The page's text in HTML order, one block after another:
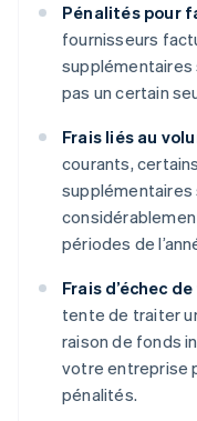
Pénalités pour
fournisseurs
supplémentaires
pas un certain
Frais liés au
courants,
périodes de
Frais d’échec
tente de traiter
raison de fonds
votre entreprise
pénalités.